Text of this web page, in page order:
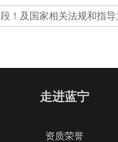
及国家相关法规和指导
走进蓝宁
资质荣誉